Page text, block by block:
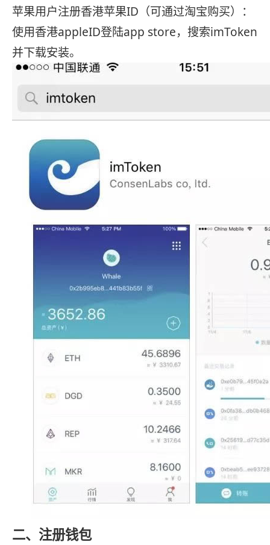
苹果用户注册香港苹果ID（可通过淘宝购买）：
使用香港appleID登陆app store，搜索imToken
并下载安装。
二、注册钱包